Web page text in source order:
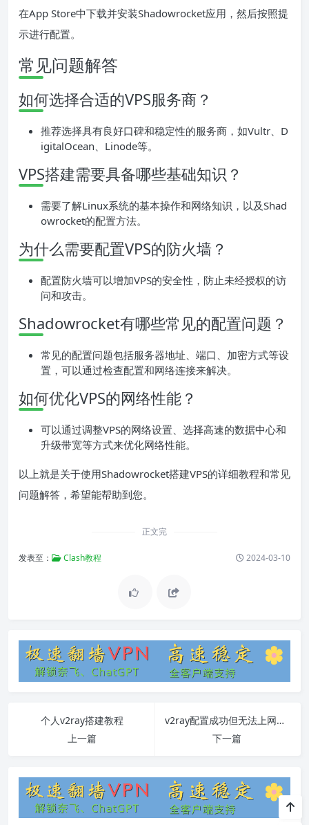
在App Store中下载并安装Shadowrocket应用，然后按照提
示进行配置。
常见问题解答
如何选择合适的VPS服务商？
推荐选择具有良好口碑和稳定性的服务商，如Vultr、D
igitalOcean、Linode等。
VPS搭建需要具备哪些基础知识？
需要了解Linux系统的基本操作和网络知识，以及Shad
owrocket的配置方法。
为什么需要配置VPS的防火墙？
配置防火墙可以增加VPS的安全性，防止未经授权的访
问和攻击。
Shadowrocket有哪些常见的配置问题？
常见的配置问题包括服务器地址、端口、加密方式等设
置，可以通过检查配置和网络连接来解决。
如何优化VPS的网络性能？
可以通过调整VPS的网络设置、选择高速的数据中心和
升级带宽等方式来优化网络性能。
以上就是关于使用Shadowrocket搭建VPS的详细教程和常见
问题解答，希望能帮助到您。
正文完
发表至： Clash教程 2024-03-10
个人v2ray搭建教程
上一篇
v2ray配置成功但无法上网：解决方案和常见问题
下一篇